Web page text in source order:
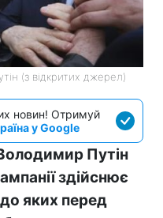
(з відкритих джерел)
новин! Отримуй
у Google
Путін
здійснює
яких перед